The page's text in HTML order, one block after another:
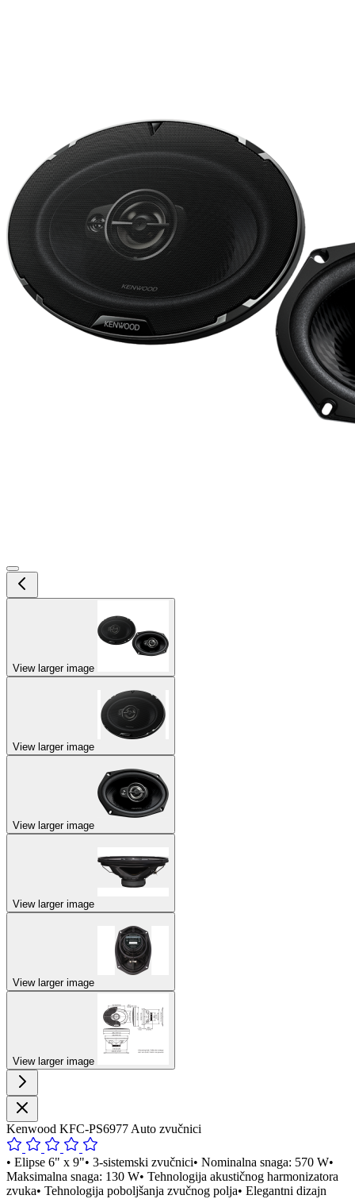
View larger image
View larger image
View larger image
View larger image
View larger image
View larger image
Kenwood KFC-PS6977 Auto zvučnici
• Elipse 6" x 9"• 3-sistemski zvučnici• Nominalna snaga: 570 W•
Maksimalna snaga: 130 W• Tehnologija akustičnog harmonizatora
zvuka• Tehnologija poboljšanja zvučnog polja• Elegantni dizajn